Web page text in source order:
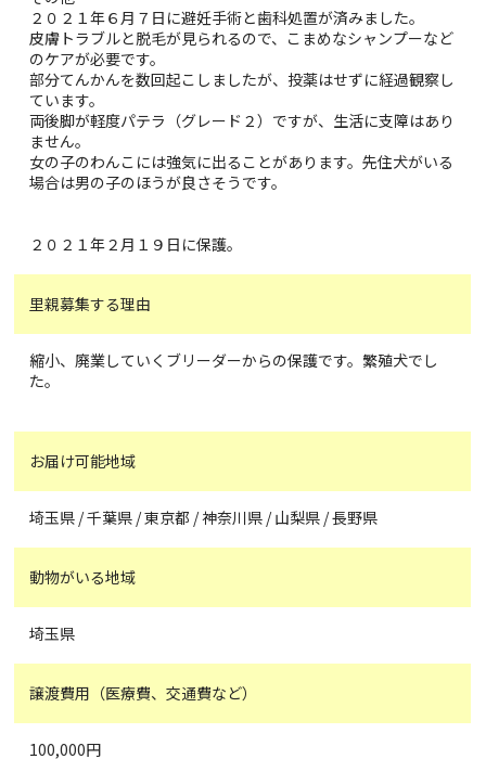
２０２１年６月７日に避妊手術と歯科処置が済みました。
皮膚トラブルと脱毛が見られるので、こまめなシャンプーなど
のケアが必要です。
部分てんかんを数回起こしましたが、投薬はせずに経過観察し
ています。
両後脚が軽度パテラ（グレード２）ですが、生活に支障はあり
ません。
女の子のわんこには強気に出ることがあります。先住犬がいる
場合は男の子のほうが良さそうです。
２０２１年２月１９日に保護。
里親募集する理由
縮小、廃業していくブリーダーからの保護です。繁殖犬でし
た。
お届け可能地域
埼玉県 / 千葉県 / 東京都 / 神奈川県 / 山梨県 / 長野県
動物がいる地域
埼玉県
譲渡費用（医療費、交通費など）
100,000円